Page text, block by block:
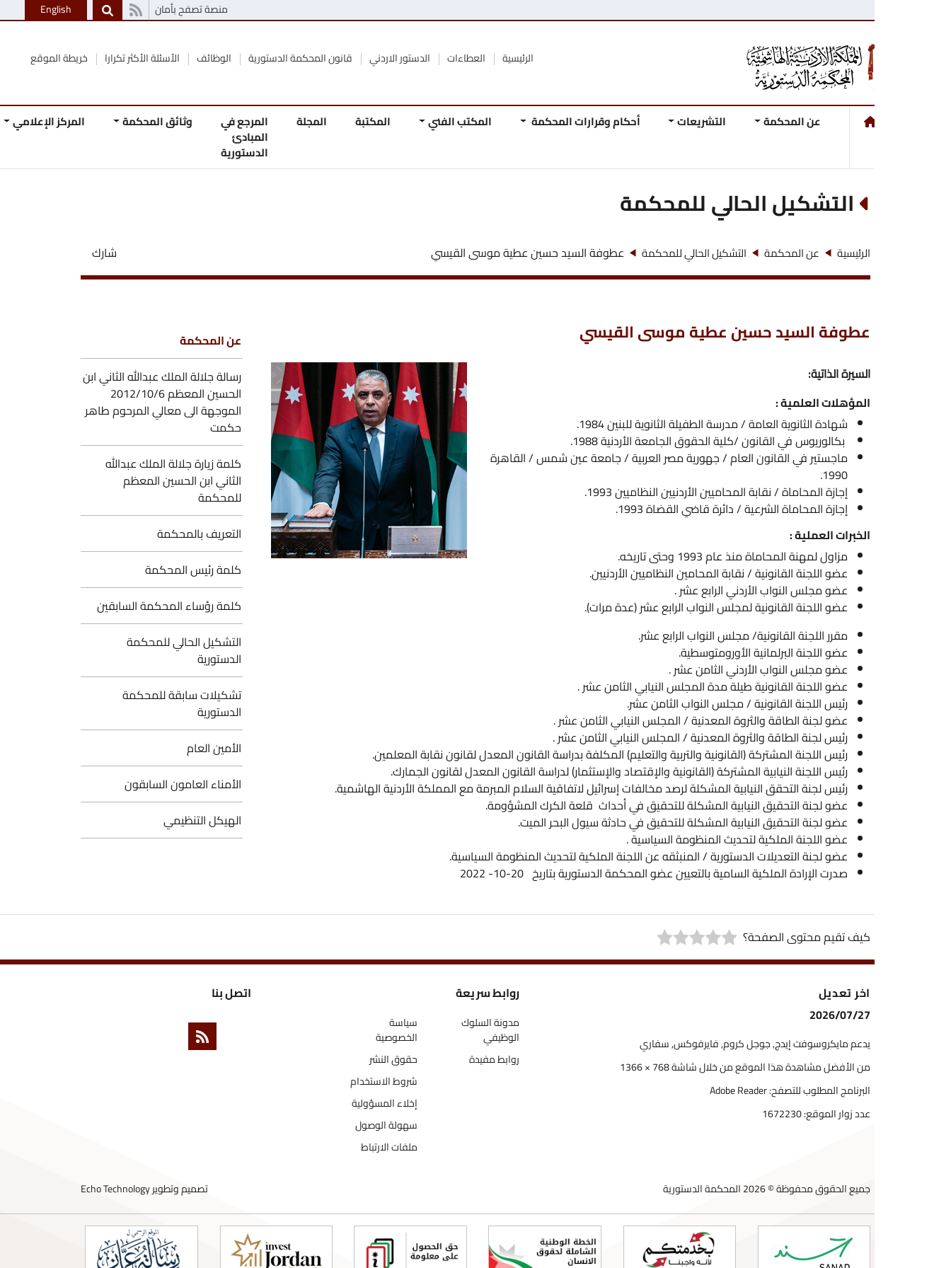
English
العطاءات الدستور الاردني قانون المحكمة الدستورية الوظائف الأسئلة الأكثر تكرارا خريطة الموقع
عن المحكمة التشريعات أحكام وقرارات المحكمة المكتب الفني المكتبة المجلة المرجع في وثائق المحكمة المركز الإعلامي اتصل
التشكيل الحالي للمحكمة
عن المحكمة التشكيل الحالي للمحكمة عطوفة السيد حسين عطية موسى القيسي
عطوفة السيد حسين عطية موسى القيسي
المؤهلات العلمية :
شهادة الثانوية العامة / مدرسة الطفيلة الثانوية للبنين 1984.
بكالوريوس في القانون /كلية الحقوق الجامعة الأردنية 1988.
ماجستير في القانون العام / جهورية مصر العربية / جامعة عين شمس / القاهرة
إجازة المحاماة / نقابة المحاميين الأردنيين النظاميين 1993.
إجازة المحاماة الشرعية / دائرة قاضي القضاة 1993.
الخبرات العملية :
مزاول لمهنة المحاماة منذ عام 1993 وحتى تاريخه.
عضو اللجنة القانونية / نقابة المحامين النظاميين الأردنيين.
عضو مجلس النواب الأردني الرابع عشر .
عضو اللجنة القانونية لمجلس النواب الرابع عشر (عدة مرات).
مقرر اللجنة القانونية/ مجلس النواب الرابع عشر.
عضو اللجنة البرلمانية الأورومتوسطية.
عضو مجلس النواب الأردني الثامن عشر .
عضو اللجنة القانونية طيلة مدة المجلس النيابي الثامن عشر .
رئيس اللجنة القانونية / مجلس النواب الثامن عشر.
عضو لجنة الطاقة والثروة المعدنية / المجلس النيابي الثامن عشر .
رئيس لجنة الطاقة والثروة المعدنية / المجلس النيابي الثامن عشر .
رئيس اللجنة المشتركة (القانونية والتربية والتعليم) المكلفة بدراسة القانون المعدل لقانون نقابة المعلمين.
رئيس اللجنة النيابية المشتركة (القانونية والإقتصاد والإستثمار) لدراسة القانون المعدل لقانون الجمارك.
رئيس لجنة التحقق النيابية المشكلة لرصد مخالفات إسرائيل لاتفاقية السلام المبرمة مع المملكة الأردنية الهاشمية.
عضو لجنة التحقيق النيابية المشكلة للتحقيق في أحداث قلعة الكرك المشؤومة.
عضو لجنة التحقيق النيابية المشكلة للتحقيق في حادثة سيول البحر الميت.
عضو اللجنة الملكية لتحديث المنظومة السياسية .
عضو لجنة التعديلات الدستورية / المنبثقه عن اللجنة الملكية لتحديث المنظومة السياسية.
صدرت الإرادة الملكية السامية بالتعيين عضو المحكمة الدستورية بتاريخ 20-10- 2022
رسالة جلالة الملك عبدالله الثاني ابن
الحسين المعظم 2012/10/6
الموجهة الى معالي المرحوم طاهر
حكمت
كلمة زيارة جلالة الملك عبدالله
الثاني ابن الحسين المعظم
للمحكمة
التعريف بالمحكمة
كلمة رئيس المحكمة
كلمة رؤساء المحكمة السابقين
التشكيل الحالي للمحكمة
تشكيلات سابقة للمحكمة
الأمناء العامون السابقون
الهيكل التنظيمي
كيف تقيم محتوى الصفحة؟
يدعم مايكروسوفت إيدج, جوجل كروم, فايرفوكس, سفاري
من الأفضل مشاهدة هذا الموقع من خلال شاشة 768 × 1366
البرنامج المطلوب للتصفح: Adobe Reader
1672230
سياسة
الخصوصية
حقوق النشر
جميع الحقوق محفوظة © 2026 المحكمة الدستورية Echo Technology